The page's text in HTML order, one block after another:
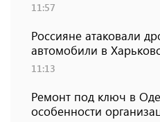
11:57
Россияне атаковали
автомобили в
11:13
Ремонт под ключ в
особенности